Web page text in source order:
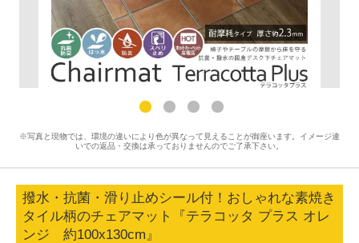
※写真と現物では、環境の違いにより色が異なって見えることが御座います。イメージ違
いでの返品・交換は承っておりませんのでご了承下さい。
撥水・抗菌・滑り止めシール付！おしゃれな素焼き
タイル柄のチェアマット『テラコッタ プラス オレ
ンジ 約100x130cm』